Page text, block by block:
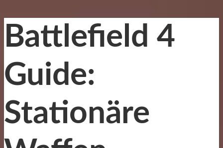
Battlefield 4
Guide:
Stationäre